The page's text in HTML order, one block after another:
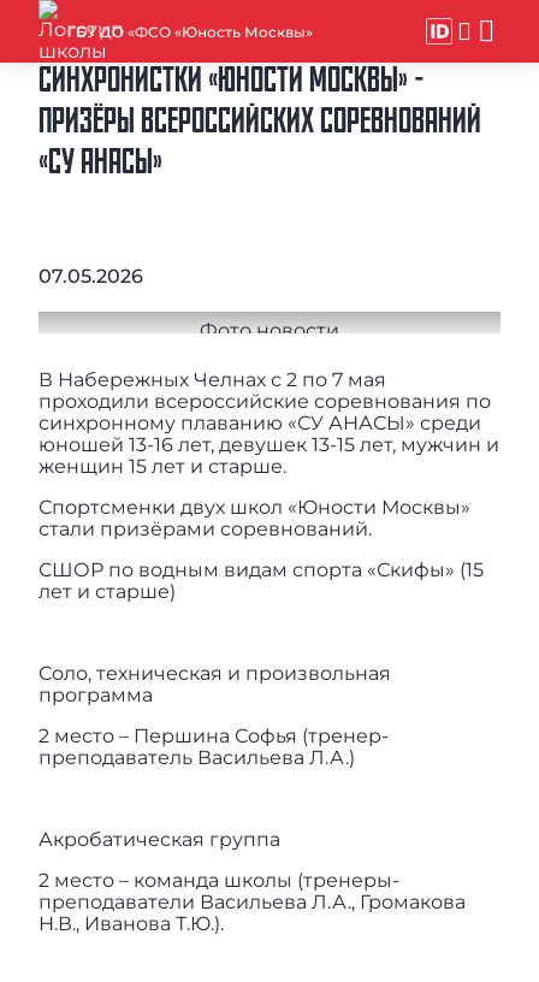
ГБУ ДО «ФСО «Юность Москвы»
СИНХРОНИСТКИ «ЮНОСТИ МОСКВЫ» -
ПРИЗЁРЫ ВСЕРОССИЙСКИХ СОРЕВНОВАНИЙ
«СУ АНАСЫ»
07.05.2026
В Набережных Челнах с 2 по 7 мая
проходили всероссийские соревнования по
синхронному плаванию «СУ АНАСЫ» среди
юношей 13-16 лет, девушек 13-15 лет, мужчин и
женщин 15 лет и старше.
Спортсменки двух школ «Юности Москвы»
стали призёрами соревнований.
СШОР по водным видам спорта «Скифы» (15
лет и старше)
Соло, техническая и произвольная
программа
2 место – Першина Софья (тренер-
преподаватель Васильева Л.А.)
Акробатическая группа
2 место – команда школы (тренеры-
преподаватели Васильева Л.А., Громакова
Н.В., Иванова Т.Ю.).